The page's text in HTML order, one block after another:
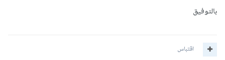
بالتوفيق
اقتباس